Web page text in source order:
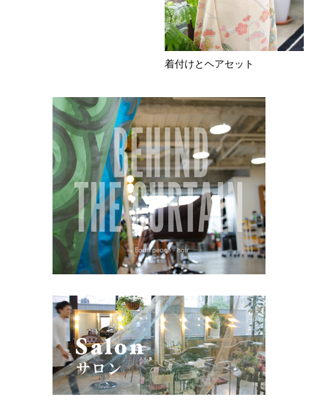
着付けとヘアセット